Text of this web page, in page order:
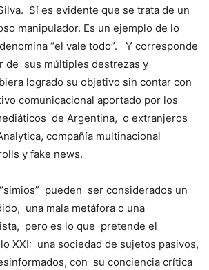
Sí es evidente que se trata de un
manipulador. Es un ejemplo de lo
“el vale todo”. Y corresponde
de sus múltiples destrezas y
logrado su objetivo sin contar con
comunicacional aportado por los
de Argentina, o extranjeros
compañía multinacional
y fake news.
pueden ser considerados un
una mala metáfora o una
pero es lo que pretende el
XXI: una sociedad de sujetos pasivos,
con su conciencia crítica